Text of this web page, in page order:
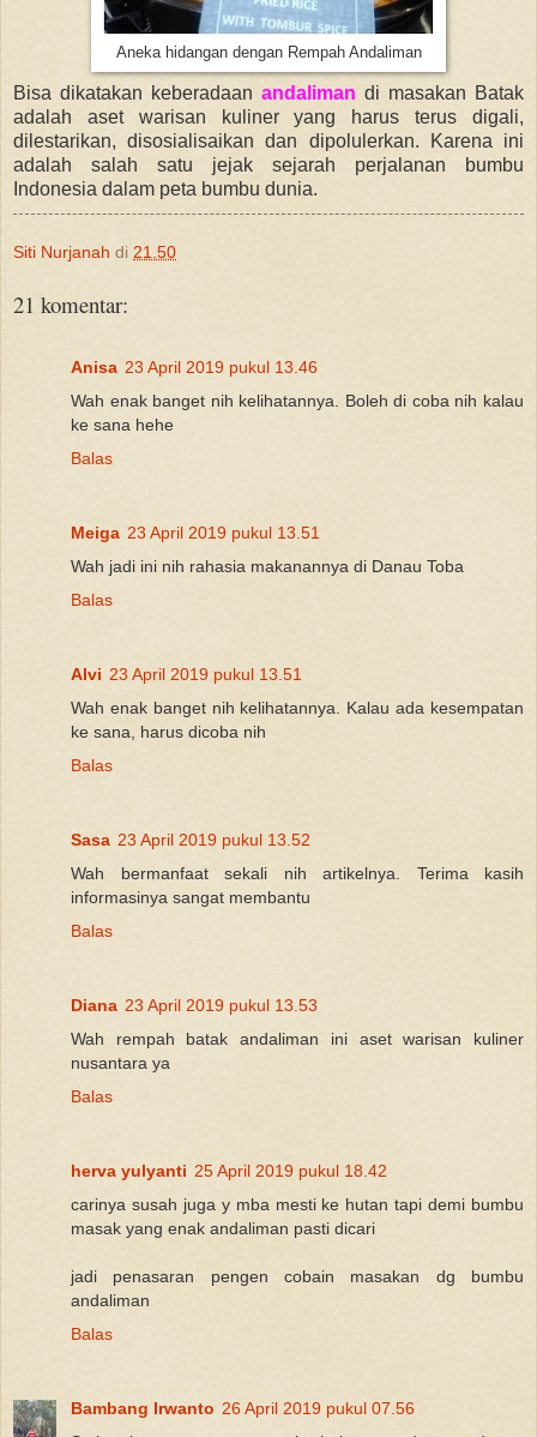
Aneka hidangan dengan Rempah Andaliman
Bisa dikatakan keberadaan andaliman di masakan Batak
adalah aset warisan kuliner yang harus terus digali,
dilestarikan, disosialisaikan dan dipolulerkan. Karena ini
adalah salah satu jejak sejarah perjalanan bumbu
Indonesia dalam peta bumbu dunia.
Siti Nurjanah di 21.50
21 komentar:
Anisa 23 April 2019 pukul 13.46
Wah enak banget nih kelihatannya. Boleh di coba nih kalau
ke sana hehe
Balas
Meiga 23 April 2019 pukul 13.51
Wah jadi ini nih rahasia makanannya di Danau Toba
Balas
Alvi 23 April 2019 pukul 13.51
Wah enak banget nih kelihatannya. Kalau ada kesempatan
ke sana, harus dicoba nih
Balas
Sasa 23 April 2019 pukul 13.52
Wah bermanfaat sekali nih artikelnya. Terima kasih
informasinya sangat membantu
Balas
Diana 23 April 2019 pukul 13.53
Wah rempah batak andaliman ini aset warisan kuliner
nusantara ya
Balas
herva yulyanti 25 April 2019 pukul 18.42
carinya susah juga y mba mesti ke hutan tapi demi bumbu
masak yang enak andaliman pasti dicari
jadi penasaran pengen cobain masakan dg bumbu
andaliman
Balas
Bambang Irwanto 26 April 2019 pukul 07.56